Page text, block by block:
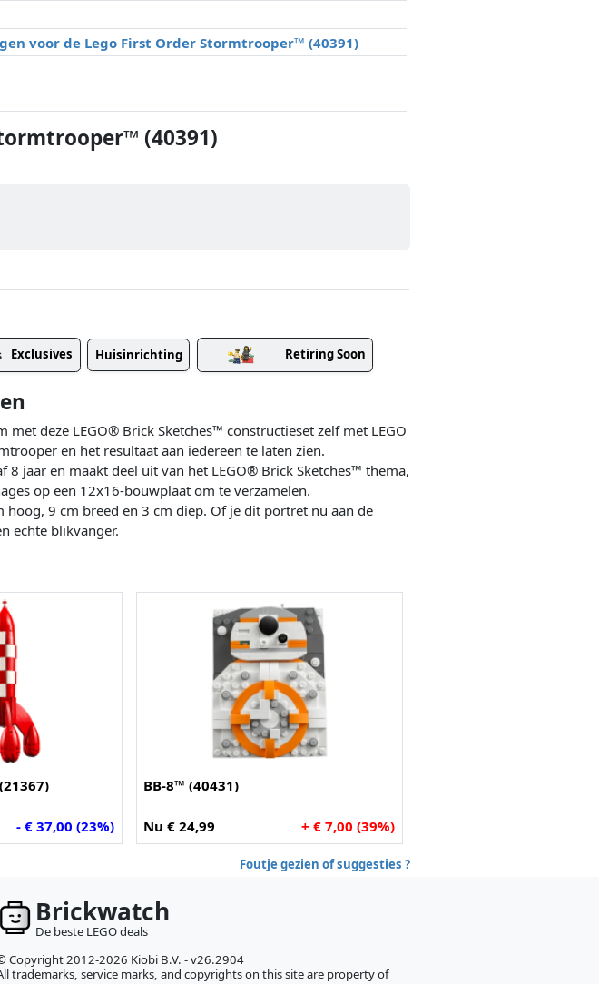
voor de Lego First Order Stormtrooper™ (40391)
(40391)
Exclusives Huisinrichting Retiring Soon
deze LEGO® Brick Sketches™ constructieset zelf met LEGO
en het resultaat aan iedereen te laten zien.
jaar en maakt deel uit van het LEGO® Brick Sketches™ thema,
op een 12x16-bouwplaat om te verzamelen.
9 cm breed en 3 cm diep. Of je dit portret nu aan de
echte blikvanger.
- € 37,00 (23%)
BB-8™ (40431)
Nu € 24,99 + € 7,00 (39%)
Foutje gezien of suggesties ?
Brickwatch
De beste LEGO deals
Copyright 2012-2026 Kiobi B.V. - v26.2904
trademarks, service marks, and copyrights on this site are property of